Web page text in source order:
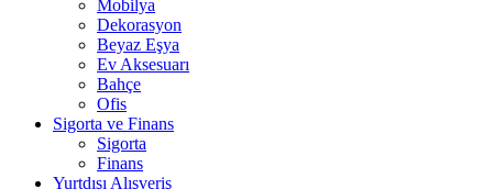
Mobilya
Dekorasyon
Beyaz Eşya
Ev Aksesuarı
Bahçe
Ofis
Sigorta ve Finans
Sigorta
Finans
Yurtdışı Alışveriş